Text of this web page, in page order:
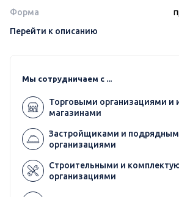
Форма
Перейти к описанию
Мы сотрудничаем с ...
Торговыми организациями и
магазинами
Застройщиками и
организациями
Строительными и
организациями